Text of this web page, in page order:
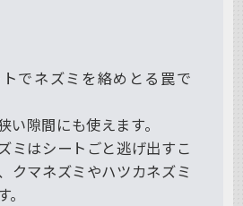
でネズミを絡めとる罠で
い隙間にも使えます。
ミはシートごと逃げ出すこ
クマネズミやハツカネズミ